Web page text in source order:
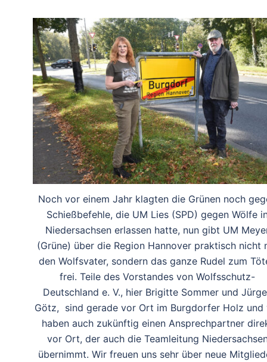
Noch vor einem Jahr klagten die Grünen noch
Schießbefehle, die UM Lies (SPD) gegen Wölfe
Niedersachsen erlassen hatte, nun gibt UM
(Grüne) über die Region Hannover praktisch nicht
den Wolfsvater, sondern das ganze Rudel zum
frei. Teile des Vorstandes von Wolfsschutz-
Deutschland e. V., hier Brigitte Sommer und
Götz, sind gerade vor Ort im Burgdorfer Holz und
haben auch zukünftig einen Ansprechpartner
vor Ort, der auch die Teamleitung
übernimmt. Wir freuen uns sehr über neue